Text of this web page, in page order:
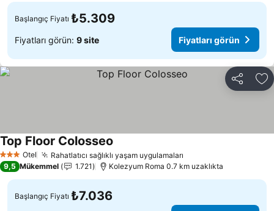
Başlangıç Fiyatı ₺5.309
Fiyatları görün: 9 site Fiyatları görün
Paylaş
3 YıldızOtel Rahatlatıcı sağlıklı yaşam uygulamaları
Top Floor Colosseo
9,5 Mükemmel 1.721 Kolezyum Roma 0.7 km uzaklıkta
Başlangıç Fiyatı ₺7.036